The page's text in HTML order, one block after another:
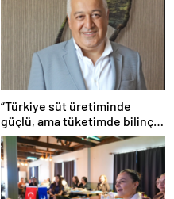
“Türkiye süt üretiminde
güçlü, ama tüketimde bilinç
şart”